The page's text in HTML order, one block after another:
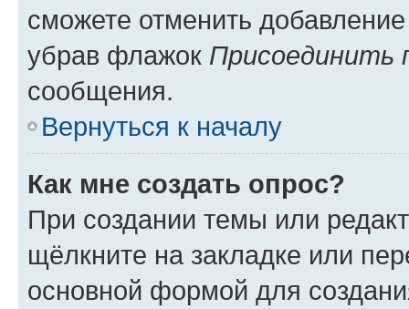
сможете отменить
убрав флажок Присоединить
сообщения.
Вернуться к началу
Как мне создать опрос?
При создании темы или
щёлкните на закладке или
основной формой для